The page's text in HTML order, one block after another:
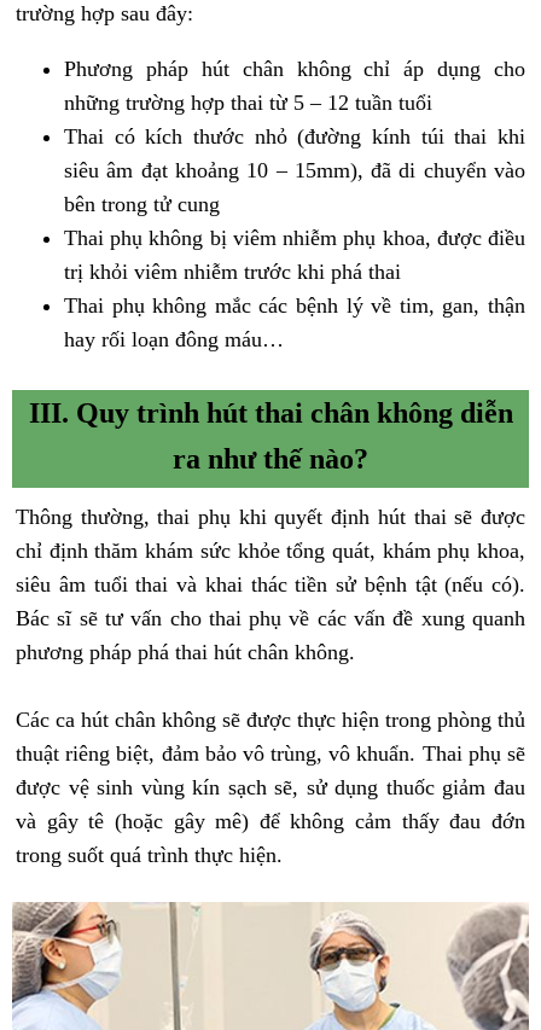
trường hợp sau đây:
Phương pháp hút chân không chỉ áp dụng cho
những trường hợp thai từ 5 – 12 tuần tuổi
Thai có kích thước nhỏ (đường kính túi thai khi
siêu âm đạt khoảng 10 – 15mm), đã di chuyển vào
bên trong tử cung
Thai phụ không bị viêm nhiễm phụ khoa, được điều
trị khỏi viêm nhiễm trước khi phá thai
Thai phụ không mắc các bệnh lý về tim, gan, thận
hay rối loạn đông máu…
III. Quy trình hút thai chân không diễn
ra như thế nào?
Thông thường, thai phụ khi quyết định hút thai sẽ được
chỉ định thăm khám sức khỏe tổng quát, khám phụ khoa,
siêu âm tuổi thai và khai thác tiền sử bệnh tật (nếu có).
Bác sĩ sẽ tư vấn cho thai phụ về các vấn đề xung quanh
phương pháp phá thai hút chân không.
Các ca hút chân không sẽ được thực hiện trong phòng thủ
thuật riêng biệt, đảm bảo vô trùng, vô khuẩn. Thai phụ sẽ
được vệ sinh vùng kín sạch sẽ, sử dụng thuốc giảm đau
và gây tê (hoặc gây mê) để không cảm thấy đau đớn
trong suốt quá trình thực hiện.